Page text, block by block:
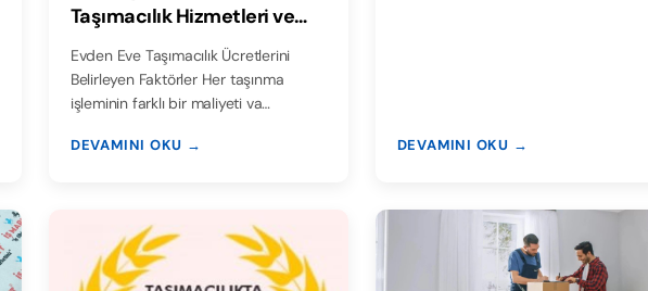
Taşımacılık Hizmetleri ve
Evden Eve Taşımacılık Ücretlerini
Belirleyen Faktörler Her taşınma
işleminin farklı bir maliyeti va…
DEVAMINI OKU → DEVAMINI OKU →